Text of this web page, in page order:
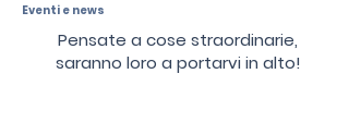
Eventi e news
Pensate a cose straordinarie,
saranno loro a portarvi in alto!